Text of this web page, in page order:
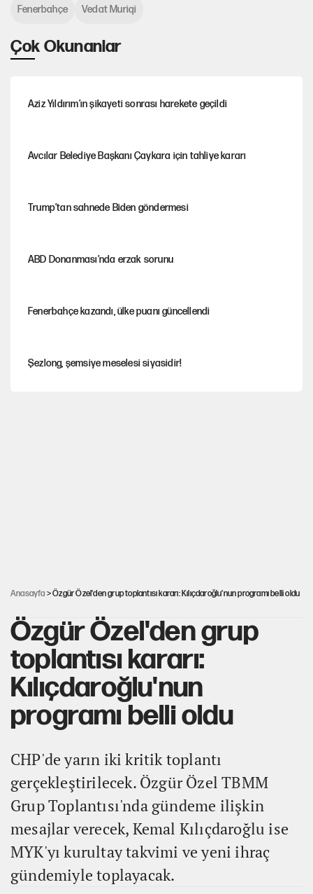
Çok Okunanlar
Aziz Yıldırım’ın şikayeti sonrası harekete geçildi
Avcılar Belediye Başkanı Çaykara için tahliye kararı
Trump’tan sahnede Biden göndermesi
ABD Donanması’nda erzak sorunu
Fenerbahçe kazandı, ülke puanı güncellendi
Şezlong, şemsiye meselesi siyasidir!
Fenerbahçe Vedat Muriqi
Anasayfa > Özgür Özel'den grup toplantısı kararı: Kılıçdaroğlu'nun programı belli oldu
Özgür Özel'den grup
toplantısı kararı:
Kılıçdaroğlu'nun
programı belli oldu
CHP'de yarın iki kritik toplantı
gerçekleştirilecek. Özgür Özel TBMM
Grup Toplantısı'nda gündeme ilişkin
mesajlar verecek, Kemal Kılıçdaroğlu ise
MYK'yı kurultay takvimi ve yeni ihraç
gündemiyle toplayacak.